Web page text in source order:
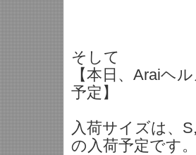
そして
【本日、Araiヘ
予定】
入荷サイズは、
の入荷予定です